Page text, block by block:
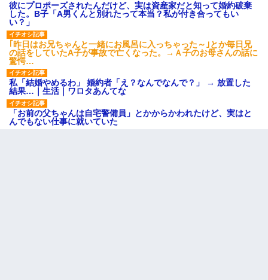
彼にプロポーズされたんだけど、実は資産家だと知って婚約破棄
した。B子「A男くんと別れたって本当？私が付き合ってもい
い？」
｢昨日はお兄ちゃんと一緒にお風呂に入っちゃった～｣とか毎日兄
の話をしていたA子が事故で亡くなった。→Ａ子のお母さんの話に
驚愕…
私「結婚やめるわ」 婚約者「え？なんでなんで？」 → 放置した
結果…｜生活｜ワロタあんてな
「お前の父ちゃんは自宅警備員」とかからかわれたけど、実はと
んでもない仕事に就いていた